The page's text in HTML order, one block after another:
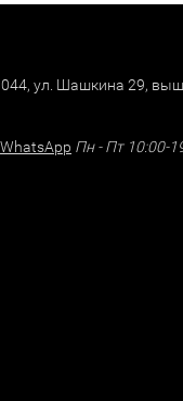
ул. Шашкина 29,
WhatsApp Пн - Пт 10:00-